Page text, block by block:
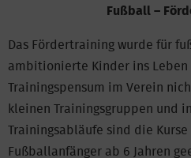
Fußball –
Das Fördertraining wurde für
ambitionierte Kinder ins Leben
Trainingspensum im Verein
kleinen Trainingsgruppen und
Trainingsabläufe sind die
Fußballanfänger ab 6 Jahren